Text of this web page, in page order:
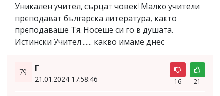
Уникален учител, сърцат човек! Малко учители
преподават българска литература, както
преподаваше Тя. Носеше си го в душата.
Истински Учител ...... какво имаме днес
79. Г
21.01.2024 17:58:46 16 21